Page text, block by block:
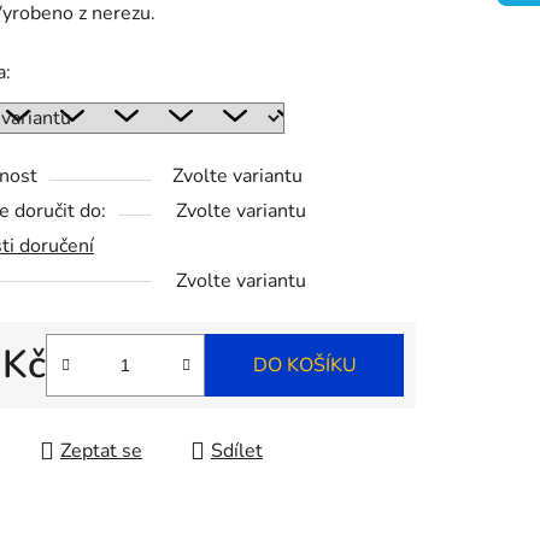
z nerezu.
Zvolte variantu
doručit do:
Zvolte variantu
doručení
Zvolte variantu
cena:
DO KOŠÍKU
Zeptat se Sdílet